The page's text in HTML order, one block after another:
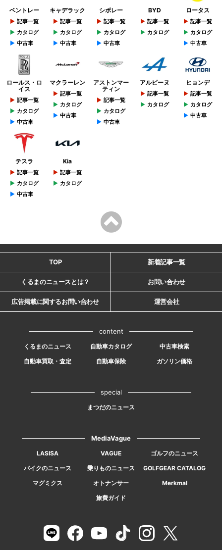
ベントレー
記事一覧
カタログ
中古車
キャデラック
記事一覧
カタログ
中古車
シボレー
記事一覧
カタログ
中古車
BYD
記事一覧
カタログ
ロータス
記事一覧
カタログ
中古車
ロールス・ロ
イス
記事一覧
カタログ
中古車
マクラーレン
記事一覧
カタログ
中古車
アストンマー
ティン
記事一覧
カタログ
中古車
アルピーヌ
記事一覧
カタログ
ヒョンデ
記事一覧
カタログ
中古車
テスラ
記事一覧
カタログ
中古車
Kia
記事一覧
カタログ
TOP 新着記事一覧
くるまのニュースとは？ お問い合わせ
広告掲載に関するお問い合わせ 運営会社
content
くるまのニュース 自動車カタログ
中古車検索
自動車買取・査定
自動車保険 ガソリン価格
special
まつだのニュース
MediaVague
LASISA VAGUE
ゴルフのニュース
バイクのニュース
乗りものニュース
GOLFGEAR CATALOG
マグミクス
オトナンサー
Merkmal
旅費ガイド